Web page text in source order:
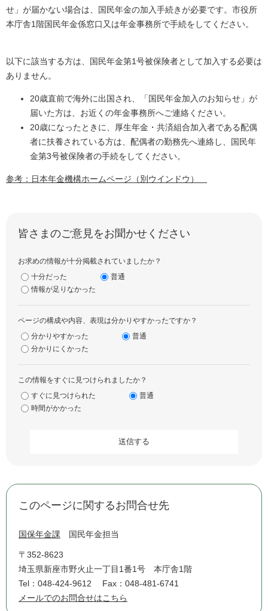
せ」が届かない場合は、国民年金の加入手続きが必要です。市役所
本庁舎1階国民年金係窓口又は年金事務所で手続をしてください。
以下に該当する方は、国民年金第1号被保険者として加入する必要は
ありません。
20歳直前で海外に出国され、「国民年金加入のお知らせ」が
届いた方は、お近くの年金事務所へご連絡ください。
20歳になったときに、厚生年金・共済組合加入者である配偶
者に扶養されている方は、配偶者の勤務先へ連絡し、国民年
金第3号被保険者の手続をしてください。
参考：日本年金機構ホームページ（別ウインドウ）
皆さまのご意見をお聞かせください
お求めの情報が十分掲載されていましたか？
十分だった
普通
情報が足りなかった
ページの構成や内容、表現は分かりやすかったですか？
分かりやすかった
普通
分かりにくかった
この情報をすぐに見つけられましたか？
すぐに見つけられた
普通
時間がかかった
このページに関するお問合せ先
国保年金課 国民年金担当
〒352-8623
埼玉県新座市野火止一丁目1番1号 本庁舎1階
Tel：048-424-9612
Fax：048-481-6741
メールでのお問合せはこちら